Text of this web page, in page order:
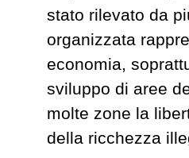
stato rilevato da
organizzata
economia,
sviluppo di aree
molte zone la
della ricchezza